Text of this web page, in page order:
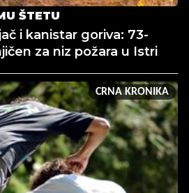
ŠTETU
i kanistar goriva: 73-
za niz požara u Istri
CRNA KRONIKA